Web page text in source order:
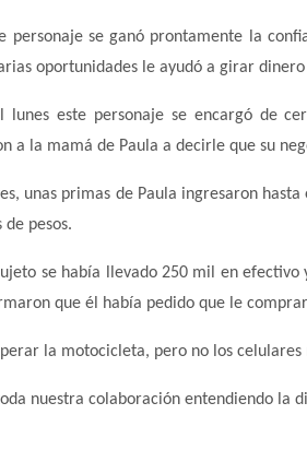
personaje se ganó prontamente la
oportunidades le ayudó a girar
lunes este personaje se encargó de
a la mamá de Paula a decirle que su
unas primas de Paula ingresaron
pesos.
se había llevado 250 mil en
que él había pedido que le
la motocicleta, pero no los
nuestra colaboración entendiendo la